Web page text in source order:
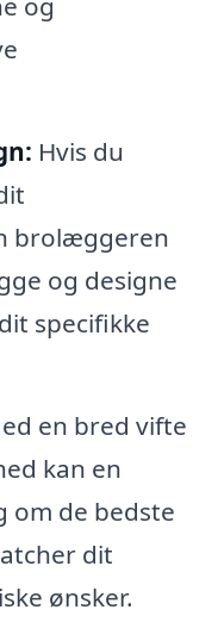
Hvis du
brolæggeren
og designe
specifikke
en bred vifte
kan en
de bedste
dit
ønsker.